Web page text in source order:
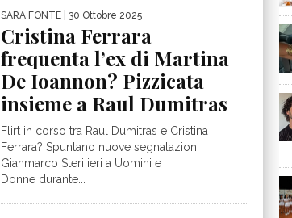
SARA FONTE | 30 Ottobre 2025
Cristina Ferrara
frequenta l’ex di Martina
De Ioannon? Pizzicata
insieme a Raul Dumitras
Flirt in corso tra Raul Dumitras e Cristina
Ferrara? Spuntano nuove segnalazioni
Gianmarco Steri ieri a Uomini e
Donne durante...